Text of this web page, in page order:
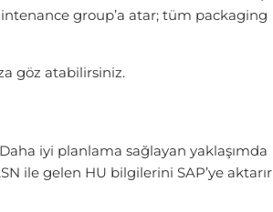
group’a atar; tüm packaging
göz atabilirsiniz.
iyi planlama sağlayan yaklaşımda
ile gelen HU bilgilerini SAP’ye